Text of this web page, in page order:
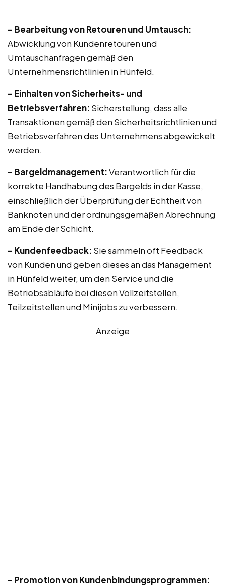
– Bearbeitung von Retouren und Umtausch:
Abwicklung von Kundenretouren und
Umtauschanfragen gemäß den
Unternehmensrichtlinien in Hünfeld.
– Einhalten von Sicherheits- und
Betriebsverfahren: Sicherstellung, dass alle
Transaktionen gemäß den Sicherheitsrichtlinien und
Betriebsverfahren des Unternehmens abgewickelt
werden.
– Bargeldmanagement:Verantwortlich für die
korrekte Handhabung des Bargelds in der Kasse,
einschließlich der Überprüfung der Echtheit von
Banknoten und der ordnungsgemäßen Abrechnung
am Ende der Schicht.
– Kundenfeedback: Sie sammeln oft Feedback
von Kunden und geben dieses an das Management
in Hünfeld weiter, um den Service und die
Betriebsabläufe bei diesen Vollzeitstellen,
Teilzeitstellen und Minijobs zu verbessern.
Anzeige
– Promotion von Kundenbindungsprogrammen: